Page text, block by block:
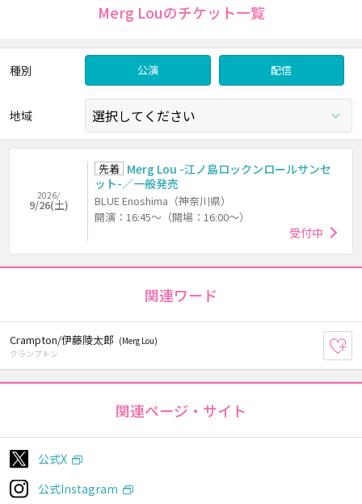
Merg Louのチケット一覧
種別 公演 配信
地域
2026/
9/26(土)
先着 Merg Lou -江ノ島ロックンロールサンセ
ット-／一般発売
BLUE Enoshima（神奈川県）
開演：16:45～（開場：16:00～）
受付中
関連ワード
Crampton/伊藤陵太郎 (Merg Lou)
クランプトン
関連ページ・サイト
公式X
公式Instagram